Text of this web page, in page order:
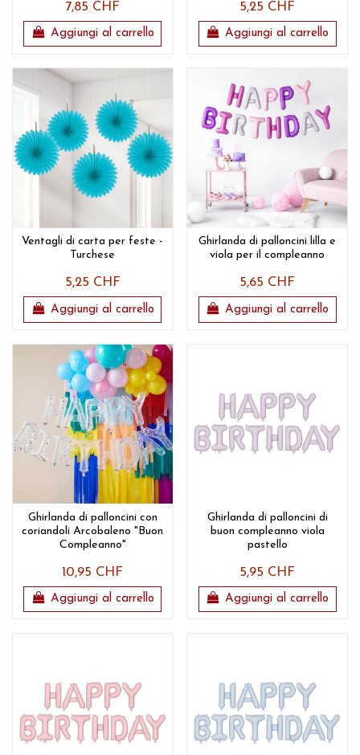
7,85 CHF
Aggiungi al carrello
5,25 CHF
Aggiungi al carrello
Ventagli di carta per feste -
Turchese
5,25 CHF
Aggiungi al carrello
Ghirlanda di palloncini lilla e
viola per il compleanno
5,65 CHF
Aggiungi al carrello
Ghirlanda di palloncini con
coriandoli Arcobaleno "Buon
Compleanno"
10,95 CHF
Aggiungi al carrello
Ghirlanda di palloncini di
buon compleanno viola
pastello
5,95 CHF
Aggiungi al carrello